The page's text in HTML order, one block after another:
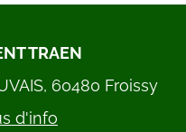
TRAEN
60480 Froissy
d'info